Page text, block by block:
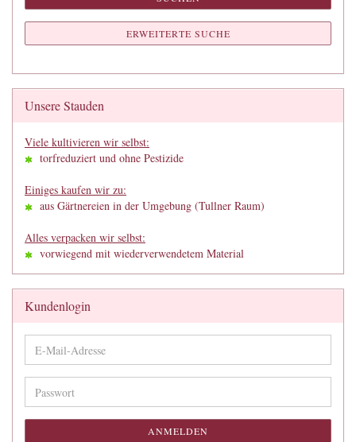
ERWEITERTE SUCHE
Unsere Stauden
Viele kultivieren wir selbst:
torfreduziert und ohne Pestizide
Einiges kaufen wir zu:
aus Gärtnereien in der Umgebung (Tullner Raum)
Alles verpacken wir selbst:
vorwiegend mit wiederverwendetem Material
Kundenlogin
E-
Mail-
Adresse
Passwort
ANMELDEN